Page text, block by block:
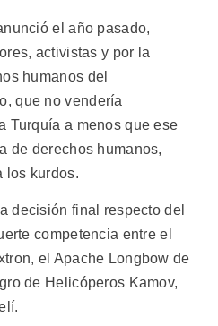
el año pasado,
activistas y por la
humanos del
que no vendería
Turquía a menos que ese
de derechos humanos,
los kurdos.
decisión final respecto del
competencia entre el
el Apache Longbow de
de Helicóperos Kamov,